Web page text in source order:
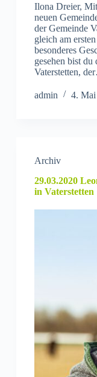
Ilona Dreier,
neuen
der Gemeinde
gleich am
besonderes
gesehen bist
Vaterstetten,
admin 4.
Archiv
29.03.2020
in Vaterstetten